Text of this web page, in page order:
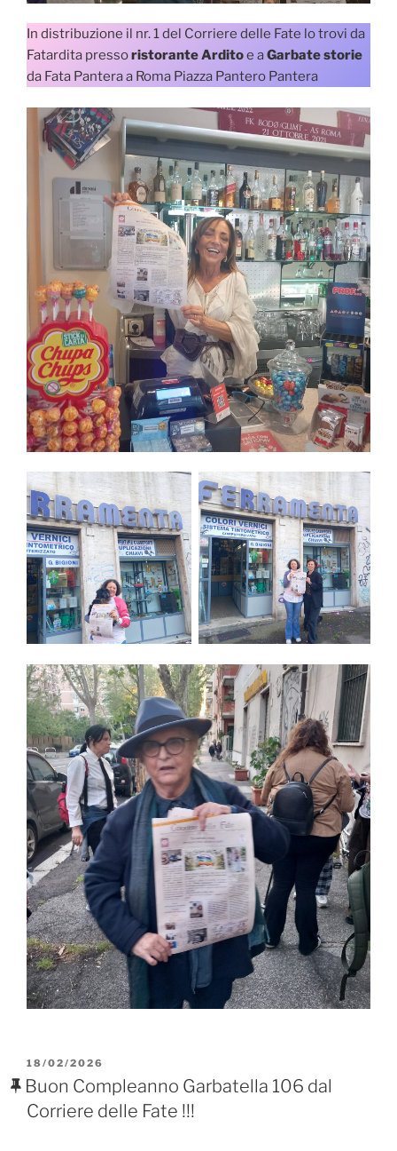
In distribuzione il nr. 1 del Corriere delle Fate lo trovi da
Fatardita pressoristorante Arditoe aGarbate storie
da Fata Pantera a Roma Piazza Pantero Pantera
PUBBLICATO
IL
18/02/2026
Buon Compleanno Garbatella 106 dal
Corriere delle Fate !!!